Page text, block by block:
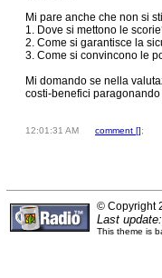
Mi pare anche che non si
1. Dove si mettono le
2. Come si garantisce la
3. Come si convincono le
Mi domando se nella
costi-benefici
12:01:31 AM comment [];
© Copyright
Last
This theme is